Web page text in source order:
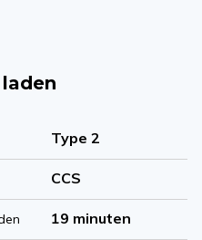
Type 2
CCS
19 minuten